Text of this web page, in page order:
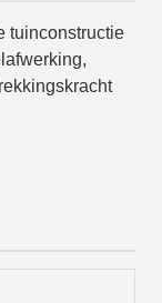
tuinconstructie